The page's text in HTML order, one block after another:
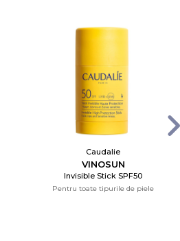
Caudalie
VINOSUN
Invisible Stick SPF50
Pentru toate tipurile de piele